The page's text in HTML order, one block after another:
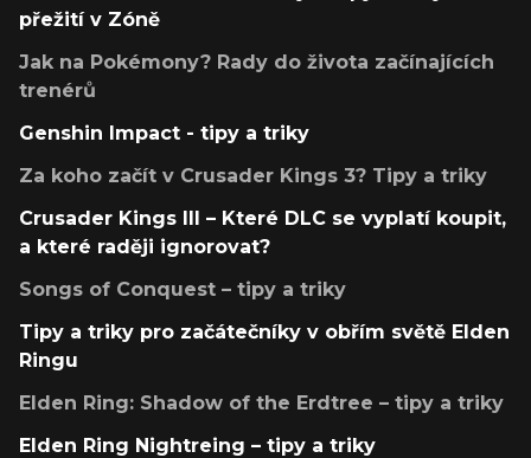
přežití v Zóně
Jak na Pokémony? Rady do života začínajících
trenérů
Genshin Impact - tipy a triky
Za koho začít v Crusader Kings 3? Tipy a triky
Crusader Kings III – Které DLC se vyplatí koupit,
a které raději ignorovat?
Songs of Conquest – tipy a triky
Tipy a triky pro začátečníky v obřím světě Elden
Ringu
Elden Ring: Shadow of the Erdtree – tipy a triky
Elden Ring Nightreing – tipy a triky